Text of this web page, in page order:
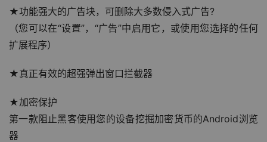
★功能强大的广告块，可删除大多数侵入式广告?
（您可以在“设置”，“广告”中启用它，或使用您选择的任何
扩展程序）
★真正有效的超强弹出窗口拦截器
★加密保护
第一款阻止黑客使用您的设备挖掘加密货币的Android浏览
器